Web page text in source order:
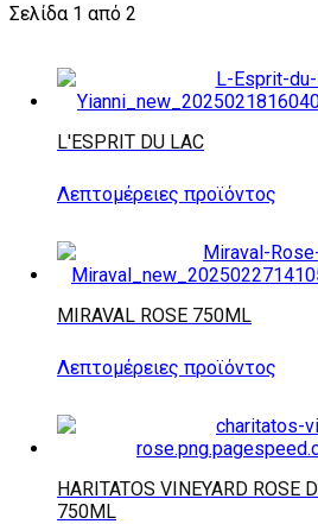
Σελίδα 1 από 2
L'ESPRIT DU LAC
Λεπτομέρειες προϊόντος
MIRAVAL ROSE 750ML
Λεπτομέρειες προϊόντος
HARITATOS VINEYARD ROSE
750ML